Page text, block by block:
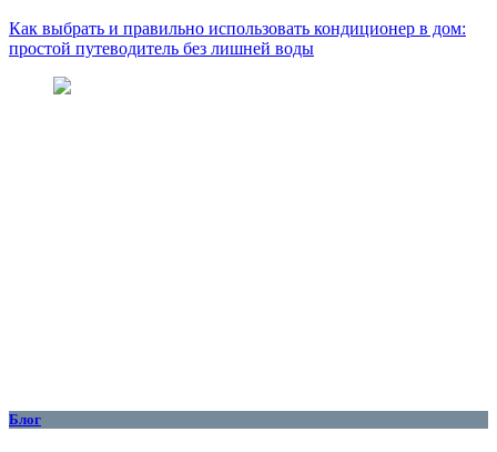
Как выбрать и правильно использовать кондиционер в дом:
простой путеводитель без лишней воды
Блог